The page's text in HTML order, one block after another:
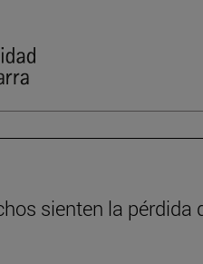
sienten la